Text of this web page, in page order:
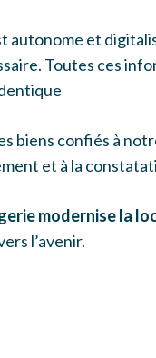
autonome et
Toutes ces
biens confiés à
et à la
modernise la
l’avenir.